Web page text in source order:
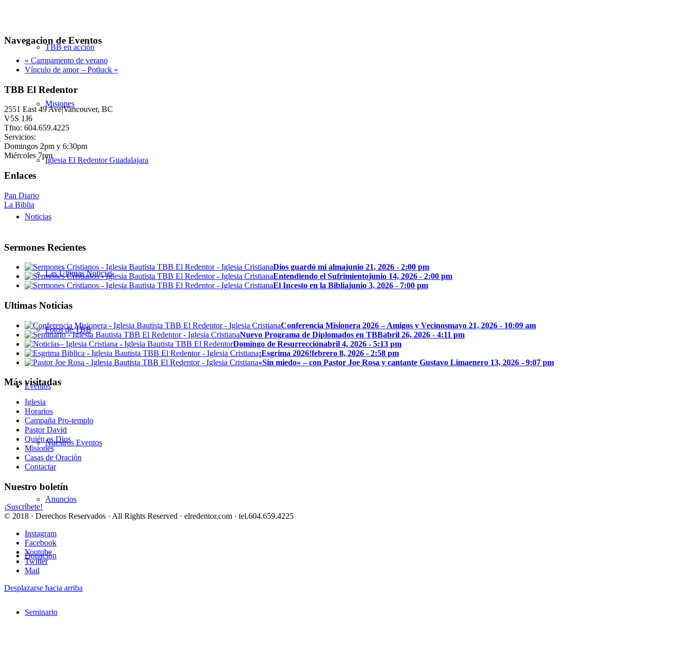
TBB en acción
Misiones
Iglesia El Redentor Guadalajara
Noticias
Las Últimas Noticias
Fotos de TBB
Eventos
Nuestros Eventos
Anuncios
Donación
Seminario
Navegacion de Eventos
« Campamento de verano
Vínculo de amor – Potluck »
TBB El Redentor
2551 East 49 Ave|Vancouver, BC
V5S 1J6
Tfno: 604.659.4225
Servicios:
Domingos 2pm y 6:30pm
Miércoles 7pm
Enlaces
Pan Diario
La Biblia
Sermones Recientes
Dios guardó mi almajunio 21, 2026 - 2:00 pm
Entendiendo el Sufrimientojunio 14, 2026 - 2:00 pm
El Incesto en la Bibliajunio 3, 2026 - 7:00 pm
Ultimas Noticias
Conferencia Misionera 2026 – Amigos y Vecinosmayo 21, 2026 - 10:09 am
Nuevo Programa de Diplomados en TBBabril 26, 2026 - 4:11 pm
Domingo de Resurrecciónabril 4, 2026 - 5:13 pm
¡Esgrima 2026!febrero 8, 2026 - 2:58 pm
«Sin miedo» – con Pastor Joe Rosa y cantante Gustavo Limaenero 13, 2026 - 9:07 pm
Más visitadas
Iglesia
Horarios
Campaña Pro-templo
Pastor David
Quién es Dios
Misiones
Casas de Oración
Contactar
Nuestro boletín
¡Suscríbete!
© 2018 · Derechos Reservados · All Rights Reserved · elredentor.com · tel.604.659.4225
Instagram
Facebook
Youtube
Twitter
Mail
Desplazarse hacia arriba